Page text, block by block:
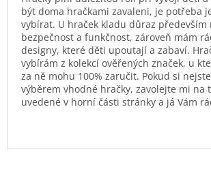
být doma hračkami zavaleni, je potřeba
vybírat. U hraček kladu důraz především
bezpečnost a funkčnost, zároveň mám
designy, které děti upoutají a zabaví.
vybírám z kolekcí ověřených značek, u
za ně mohu 100% zaručit. Pokud si
výběrem vhodné hračky, zavolejte mi na
uvedené v horní části stránky a já Vám